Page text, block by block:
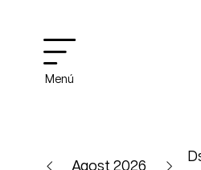
Menú
Agost 2026